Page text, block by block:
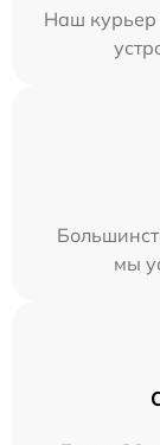
Наш курьер
мы